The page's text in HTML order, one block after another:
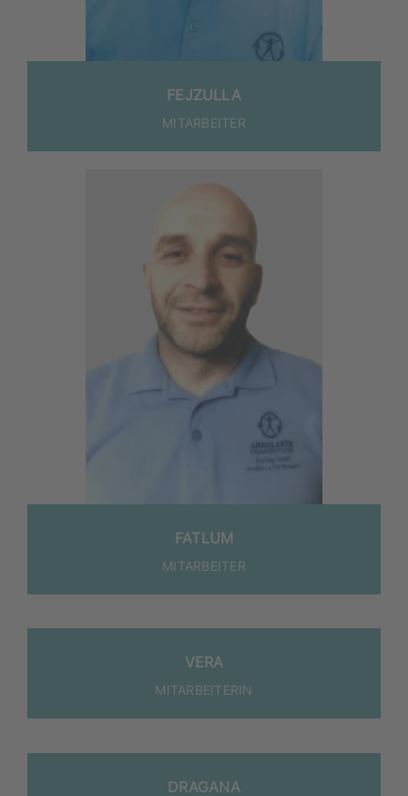
FEJ­ZUL­LA
MITARBEITER
FAT­LUM
MITARBEITER
VERA
MIT­AR­BEI­TE­RIN
DRA­GA­NA